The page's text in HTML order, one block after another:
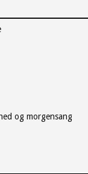
og morgensang